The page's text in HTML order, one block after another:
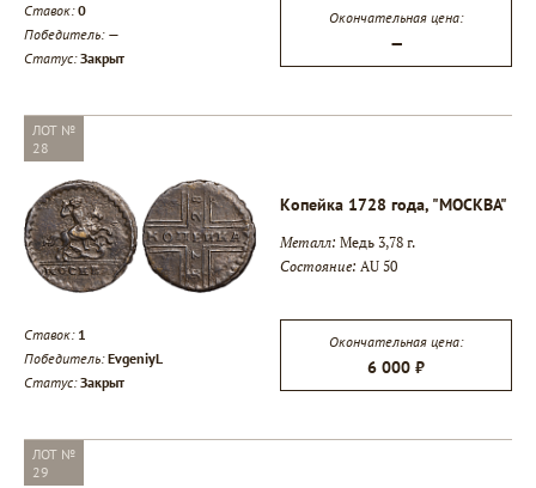
Ставок:0
Победитель: —
Статус:Закрыт
Окончательная цена:
—
ЛОТ №
28
Копейка 1728 года, "МОСКВА"
Металл: Медь 3,78 г.
Состояние: AU 50
Ставок: 1
Победитель: EvgeniyL
Статус:Закрыт
Окончательная цена:
6 000 ₽
ЛОТ №
29